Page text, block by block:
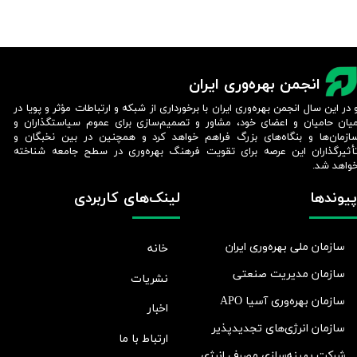
انجمن بهره‌وری ایران
لینک‌های کاربردی
خانه
نشریات
اخبار
ارتباط با ما
پیوندها
سازمان ملی بهره‌وری ایران
سازمان مدیریت صنعتی
سازمان بهره‌وری آسیا APO
سازمان انرژی‌های تجدیدپذیر
در این سال انجمن بهره‌وری ایران با برخورداری از شبکه و ارتباطات مؤثر و پویا در
حامیان و اعضای خود، مشاور و تصمیم‌سازی برای عموم سیاستگذاران و
و بنگاه‌های بزرگ فراهم خواهد کرد و همچنین در بین نخبگان و
این عرصه برای تقویت فرهنگ بهره‌وری در سطح جامعه شناخته
شد.​​​​​​​